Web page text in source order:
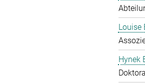
Louise
Hynek